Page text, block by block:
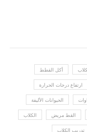
أكل القطط
ارتفاع درجات الحرارة
الحيوانات الأليفة
القط مريض الكلاب
تدريب الكلاب